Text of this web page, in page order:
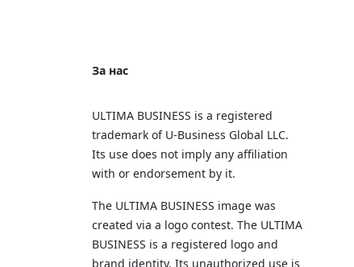
За нас
ULTIMA BUSINESS is a registered
trademark of U‑Business Global LLC.
Its use does not imply any affiliation
with or endorsement by it.
The ULTIMA BUSINESS image was
created via a logo contest. The ULTIMA
BUSINESS is a registered logo and
brand identity. Its unauthorized use is